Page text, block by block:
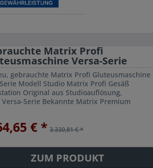
Matrix Profi
Versa-Serie
gebrauchte Matrix Profi Gluteusmaschine
Modell Studio Matrix Profi Gesäß
Original aus Studioauflösung,
Serie Bekannte Matrix Premium
€ * 3.330,81 € *
ZUM PRODUKT